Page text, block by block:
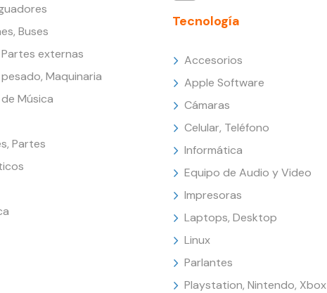
Buses
Partes externas
Maquinaria
Música
Partes
Tecnología
Accesorios
Apple Software
Cámaras
Celular, Teléfono
Informática
Equipo de Audio y Video
Impresoras
Laptops, Desktop
Linux
Parlantes
Playstation, Nintendo, Xbox